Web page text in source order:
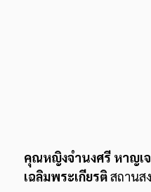
คุณหญิงจำนงศรี หาญเ
เฉลิมพระเกียรติ สถานส